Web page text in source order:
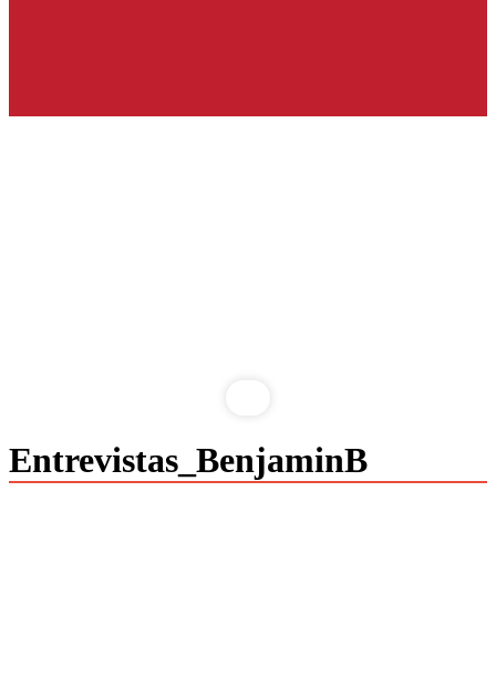
Saltar
al
contenido
Entrevistas_BenjaminB